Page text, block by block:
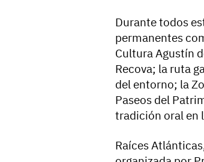
Durante todos
permanentes
Cultura Agustín
Recova; la ruta
del entorno; la
Paseos del
tradición oral en
Raíces